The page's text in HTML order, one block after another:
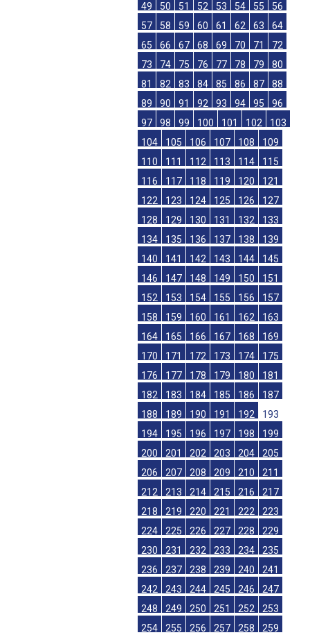
49
50 51 52 53 54 55
56
57
58 59 60 61 62 63
64
65
66 67 68 69 70 71
72
73
74 75 76 77 78 79
80
81
82 83 84 85 86 87
88
89
90 91 92 93 94 95
96
97
98 99 100 101 102
103
104
105 106 107 108
109
110
111 112 113 114
115
116
117 118 119 120
121
122
123 124 125 126
127
128
129 130 131 132
133
134
135 136 137 138
139
140
141 142 143 144
145
146
147 148 149 150
151
152
153 154 155 156
157
158
159 160 161 162
163
164
165 166 167 168
169
170
171 172 173 174
175
176
177 178 179 180
181
182
183 184 185 186
187
188
189 190 191 192
193
194
195 196 197 198
199
200
201 202 203 204
205
206
207 208 209 210
211
212
213 214 215 216
217
218
219 220 221 222
223
224
225 226 227 228
229
230
231 232 233 234
235
236
237 238 239 240
241
242
243 244 245 246
247
248
249 250 251 252
253
254
255 256 257 258
259